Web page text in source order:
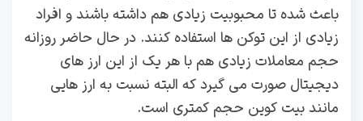
باعث شده تا محبوبیت زیادی هم داشته باشند و افراد
زیادی از این توکن ها استفاده کنند. در حال حاضر روزانه
حجم معاملات زیادی هم با هر یک از این ارز های
دیجیتال صورت می گیرد که البته نسبت به ارز هایی
مانند بیت کوین حجم کمتری است.